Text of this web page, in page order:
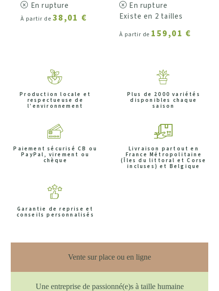
En rupture
À partir de 38,01 €
En rupture
Existe en 2 tailles
À partir de 159,01 €
Production locale et
respectueuse de
l’environnement
Plus de 2000 variétés
disponibles chaque
saison
Paiement sécurisé CB ou
PayPal, virement ou
chèque
Livraison partout en
France Métropolitaine
(Îles du littoral et Corse
incluses) et Belgique
Garantie de reprise et
conseils personnalisés
Vente sur place ou en ligne
Une entreprise de passionné(e)s à taille humaine